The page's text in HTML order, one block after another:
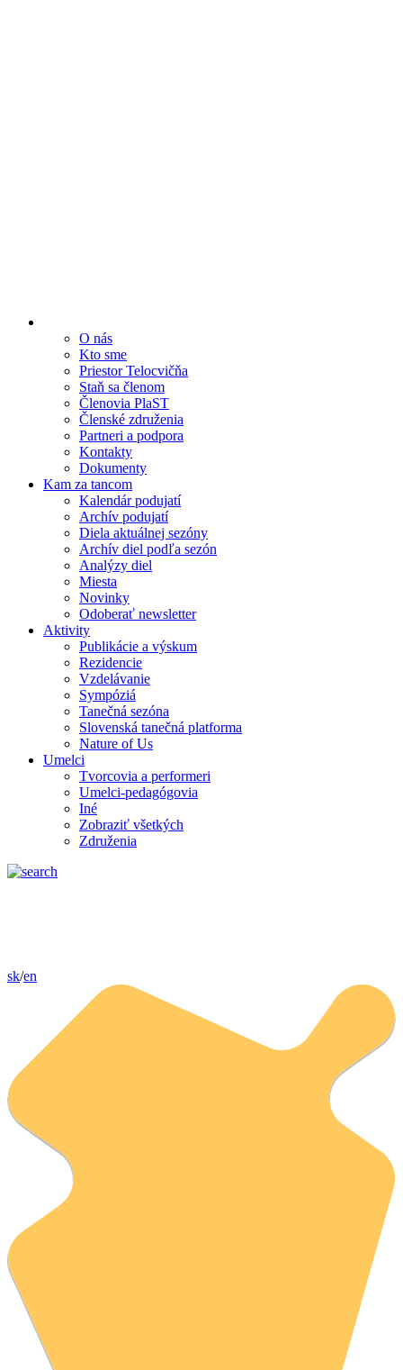
O nás
Kto sme
Priestor Telocvičňa
Staň sa členom
Členovia PlaST
Členské združenia
Partneri a podpora
Kontakty
Dokumenty
Kam za tancom
Kalendár podujatí
Archív podujatí
Diela aktuálnej sezóny
Archív diel podľa sezón
Analýzy diel
Miesta
Novinky
Odoberať newsletter
Aktivity
Publikácie a výskum
Rezidencie
Vzdelávanie
Sympóziá
Tanečná sezóna
Slovenská tanečná platforma
Nature of Us
Umelci
Tvorcovia a performeri
Umelci-pedagógovia
Iné
Zobraziť všetkých
Združenia
sk/en